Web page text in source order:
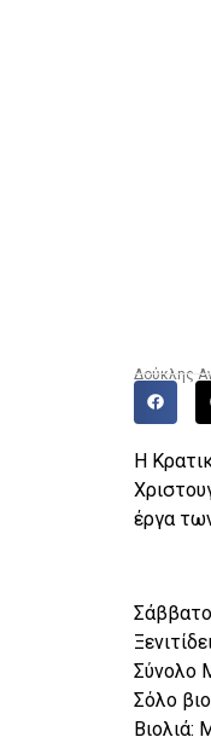
Δούκλης
Η
έργα
Σύνολο
Σόλο
Βιολιά: